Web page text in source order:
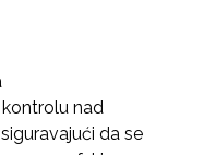
nad
da se